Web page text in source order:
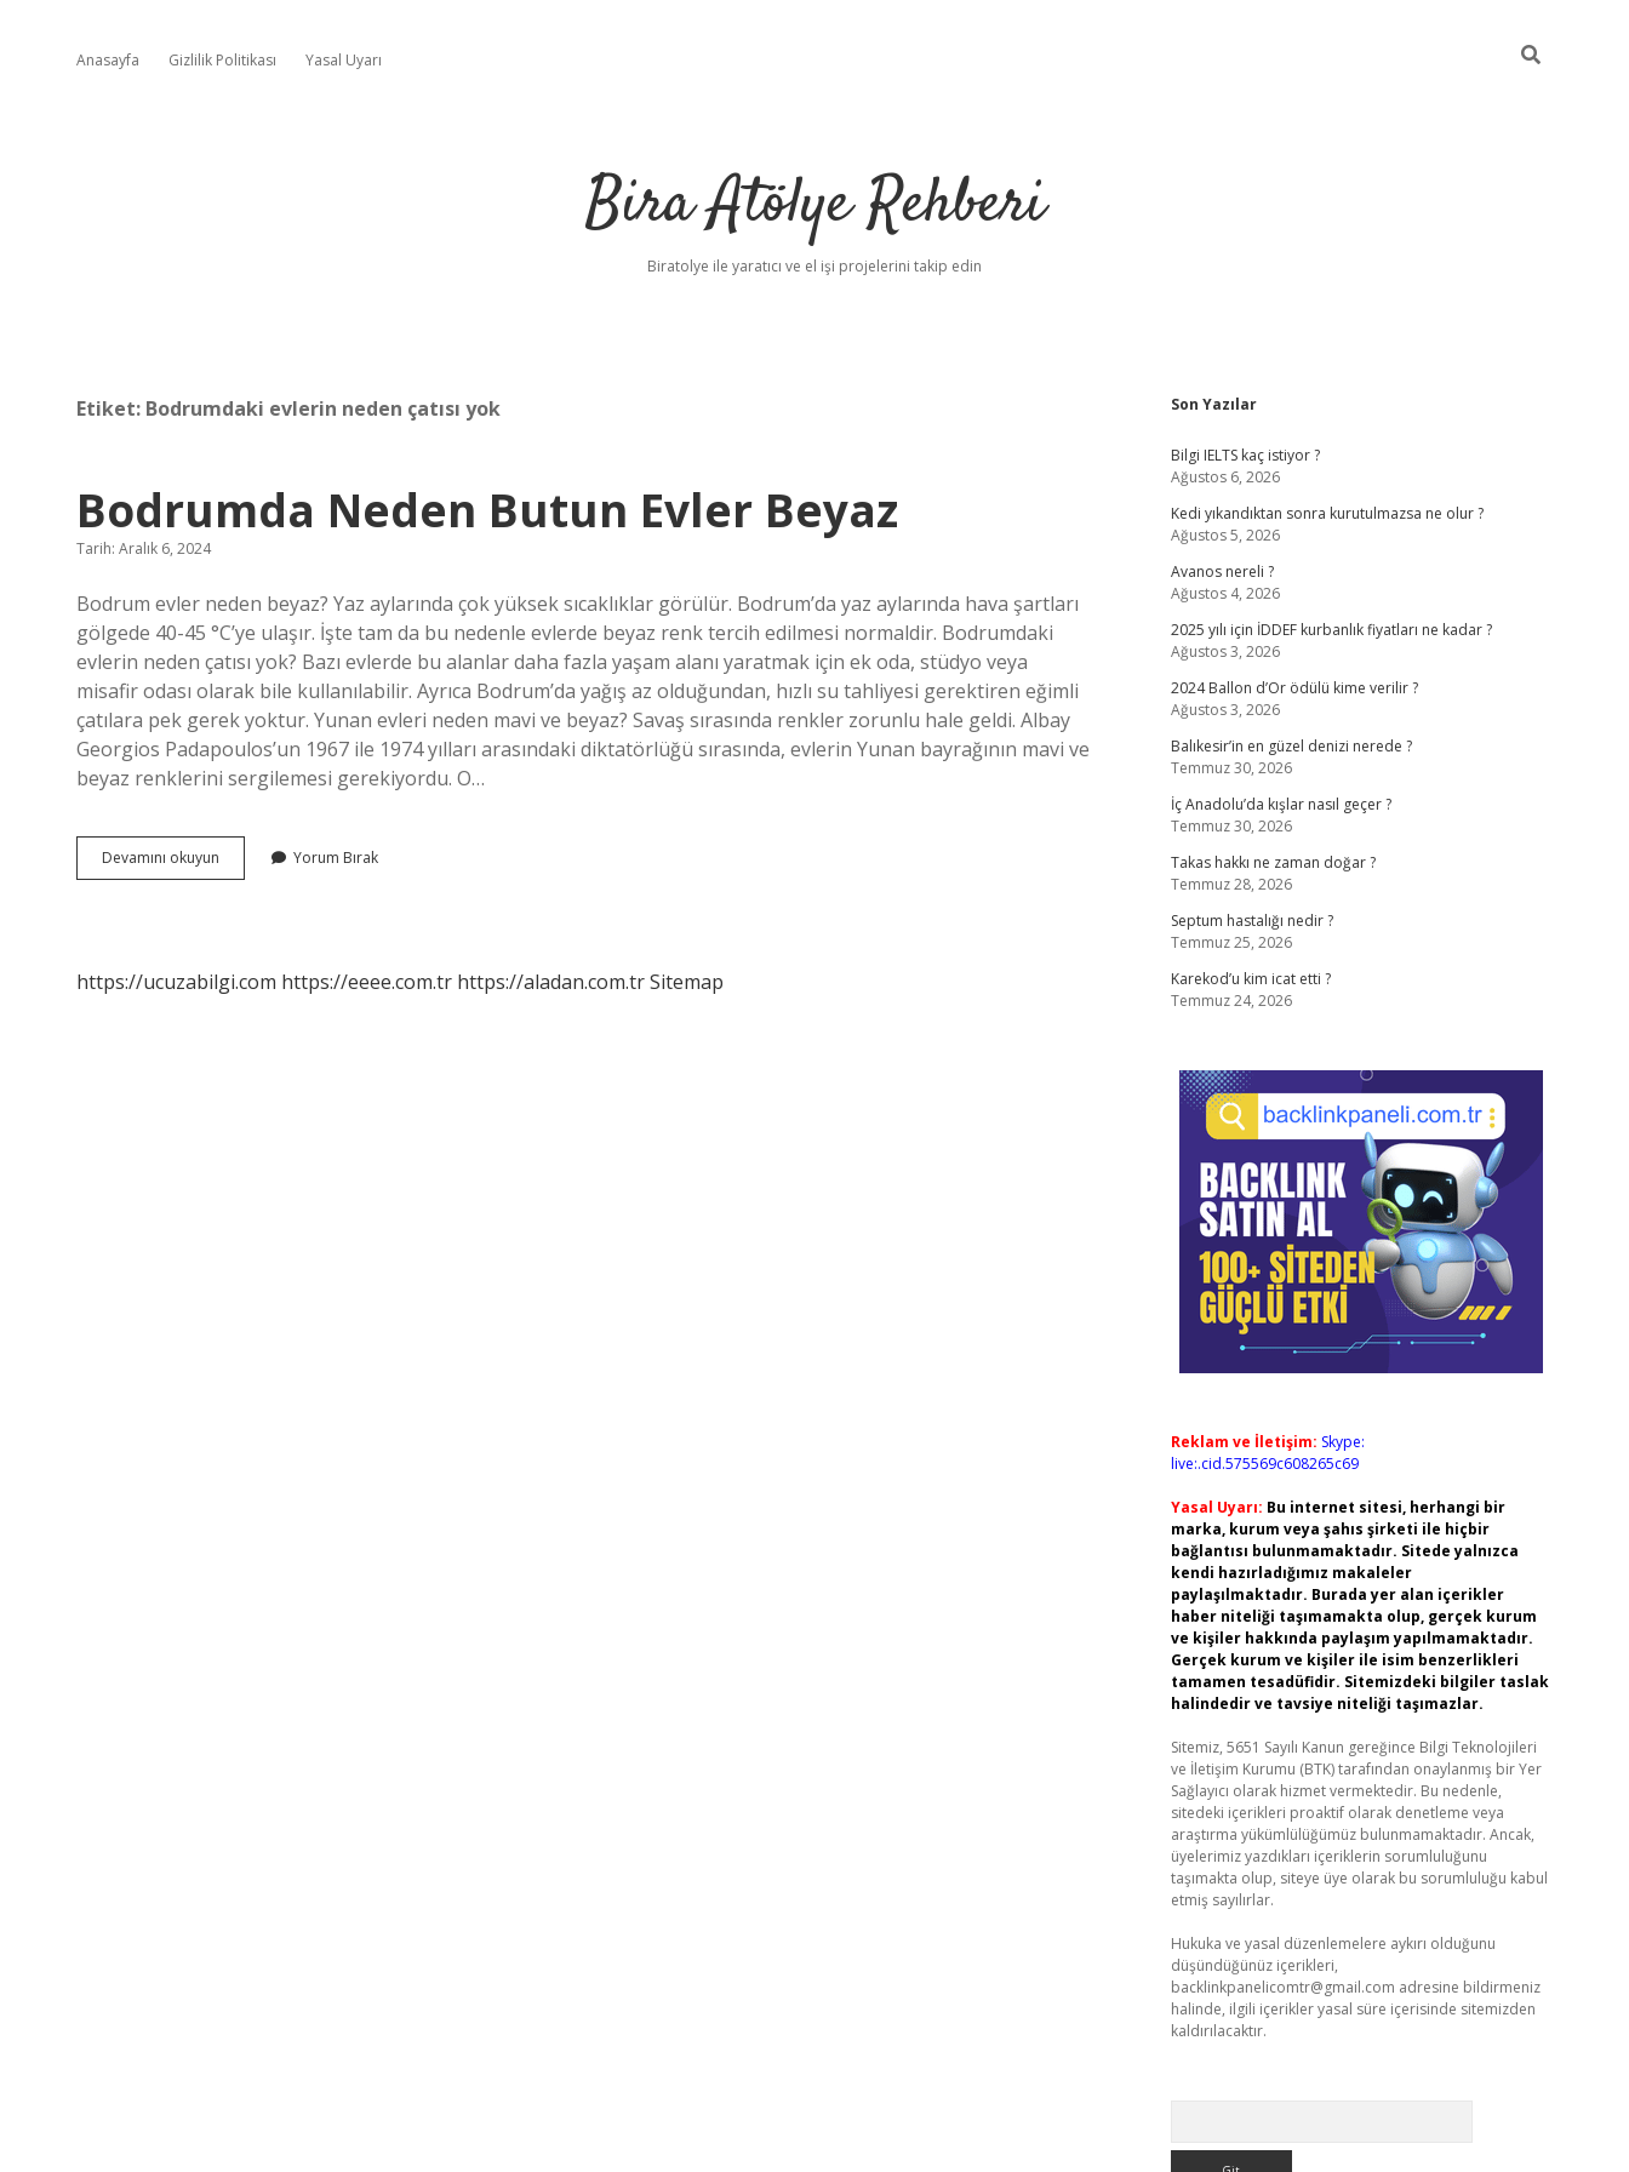
Anasayfa Gizlilik Politikası Yasal Uyarı
Bira Atölye Rehberi
Biratolye ile yaratıcı ve el işi projelerini takip edin
Etiket: Bodrumdaki evlerin neden çatısı yok
Bodrumda Neden Butun Evler Beyaz
Tarih: Aralık 6, 2024
Bodrum evler neden beyaz? Yaz aylarında çok yüksek sıcaklıklar görülür. Bodrum’da yaz aylarında hava şartları
gölgede 40-45 °C’ye ulaşır. İşte tam da bu nedenle evlerde beyaz renk tercih edilmesi normaldir. Bodrumdaki
evlerin neden çatısı yok? Bazı evlerde bu alanlar daha fazla yaşam alanı yaratmak için ek oda, stüdyo veya
misafir odası olarak bile kullanılabilir. Ayrıca Bodrum’da yağış az olduğundan, hızlı su tahliyesi gerektiren eğimli
çatılara pek gerek yoktur. Yunan evleri neden mavi ve beyaz? Savaş sırasında renkler zorunlu hale geldi. Albay
Georgios Padapoulos’un 1967 ile 1974 yılları arasındaki diktatörlüğü sırasında, evlerin Yunan bayrağının mavi ve
beyaz renklerini sergilemesi gerekiyordu. O…
Devamını okuyun Bodrumda
Neden
Yorum Bırak
https://ucuzabilgi.com https://eeee.com.tr https://aladan.com.trSitemap
Sidebar
Son Yazılar
Bilgi IELTS kaç istiyor ?
Ağustos 6, 2026
Kedi yıkandıktan sonra kurutulmazsa ne olur ?
Ağustos 5, 2026
Avanos nereli ?
Ağustos 4, 2026
2025 yılı için İDDEF kurbanlık fiyatları ne kadar ?
Ağustos 3, 2026
2024 Ballon d’Or ödülü kime verilir ?
Ağustos 3, 2026
Balıkesir’in en güzel denizi nerede ?
Temmuz 30, 2026
İç Anadolu’da kışlar nasıl geçer ?
Temmuz 30, 2026
Takas hakkı ne zaman doğar ?
Temmuz 28, 2026
Septum hastalığı nedir ?
Temmuz 25, 2026
Karekod’u kim icat etti ?
Temmuz 24, 2026
Reklam ve İletişim: Skype:
live:.cid.575569c608265c69
Yasal Uyarı: Bu internet sitesi, herhangi bir
marka, kurum veya şahıs şirketi ile hiçbir
bağlantısı bulunmamaktadır. Sitede yalnızca
kendi hazırladığımız makaleler
paylaşılmaktadır. Burada yer alan içerikler
haber niteliği taşımamakta olup, gerçek kurum
ve kişiler hakkında paylaşım yapılmamaktadır.
Gerçek kurum ve kişiler ile isim benzerlikleri
tamamen tesadüfidir. Sitemizdeki bilgiler taslak
halindedir ve tavsiye niteliği taşımazlar.
Sitemiz, 5651 Sayılı Kanun gereğince Bilgi Teknolojileri
ve İletişim Kurumu (BTK) tarafından onaylanmış bir Yer
Sağlayıcı olarak hizmet vermektedir. Bu nedenle,
sitedeki içerikleri proaktif olarak denetleme veya
araştırma yükümlülüğümüz bulunmamaktadır. Ancak,
üyelerimiz yazdıkları içeriklerin sorumluluğunu
taşımakta olup, siteye üye olarak bu sorumluluğu kabul
etmiş sayılırlar.
Hukuka ve yasal düzenlemelere aykırı olduğunu
düşündüğünüz içerikleri,
backlinkpanelicomtr@gmail.com adresine bildirmeniz
halinde, ilgili içerikler yasal süre içerisinde sitemizden
kaldırılacaktır.
ilbetbetci